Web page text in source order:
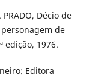
Décio de
personagem de
edição, 1976.
Editora